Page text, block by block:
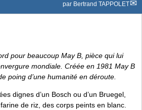
par Bertrand TAPPOLET
pour beaucoup May B , pièce qui lui
mondiale. Créée en 1981 May B
poing d’une humanité en déroute.
dignes d’un Bosch ou d’un Bruegel,
de riz, des corps peints en blanc.